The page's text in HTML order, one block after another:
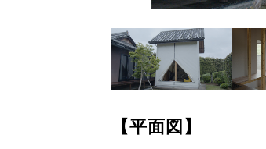
【平面図】